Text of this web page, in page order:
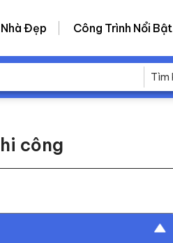
Đẹp Công Trình Nổi Bật
công